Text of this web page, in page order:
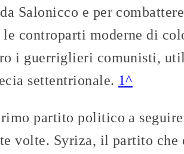
Salonicco e per
le controparti moderne di
i guerriglieri comunisti,
settentrionale. 1^
partito politico a
volte. Syriza, il partito che